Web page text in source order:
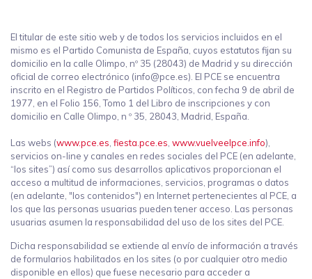
El titular de este sitio web y de todos los servicios incluidos en el
mismo es el Partido Comunista de España, cuyos estatutos fijan su
domicilio en la calle Olimpo, nº 35 (28043) de Madrid y su dirección
oficial de correo electrónico (info@pce.es). El PCE se encuentra
inscrito en el Registro de Partidos Políticos, con fecha 9 de abril de
1977, en el Folio 156, Tomo 1 del Libro de inscripciones y con
domicilio en Calle Olimpo, n º 35, 28043, Madrid, España.
Las webs (www.pce.es fiesta.pce.es www.vuelveelpce.info),
servicios on-line y canales en redes sociales del PCE (en adelante,
“los sites”) así como sus desarrollos aplicativos proporcionan el
acceso a multitud de informaciones, servicios, programas o datos
(en adelante, "los contenidos") en Internet pertenecientes al PCE, a
los que las personas usuarias pueden tener acceso. Las personas
usuarias asumen la responsabilidad del uso de los sites del PCE.
Dicha responsabilidad se extiende al envío de información a través
de formularios habilitados en los sites (o por cualquier otro medio
disponible en ellos) que fuese necesario para acceder a